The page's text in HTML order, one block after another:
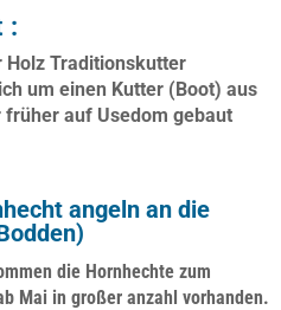
:
Traditionskutter
um einen Kutter (Boot) aus
auf Usedom gebaut
angeln an die
die Hornhechte zum
Mai in großer anzahl vorhanden.